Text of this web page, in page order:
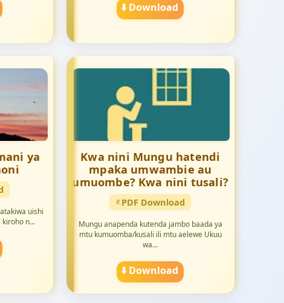
⬇️ Download
ya
uishi
n...
Kwa nini Mungu hatendi
mpaka umwambie au
umuombe? Kwa nini tusali?
PDF Download
Mungu anapenda kutenda jambo baada ya
mtu kumuomba/kusali ili mtu aelewe Ukuu
wa...
⬇️ Download